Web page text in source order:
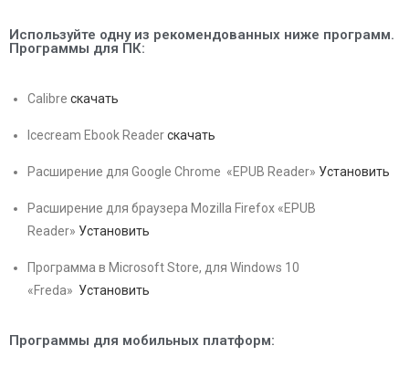
Используйте одну из рекомендованных ниже программ.
Программы для ПК:
Calibre скачать
Icecream Ebook Readerскачать
Расширение для Google Chrome «EPUB Reader» Установить
Расширение для браузера Mozilla Firefox «EPUB
Reader» Установить
Программа в Microsoft Store, для Windows 10
«Freda» Установить
Программы для мобильных платформ: